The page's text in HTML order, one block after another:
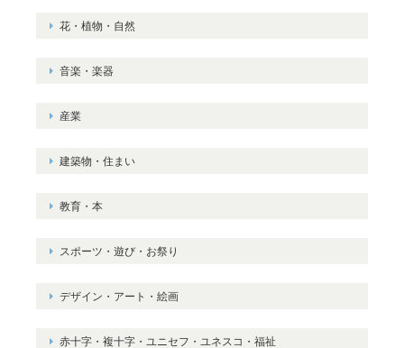
花・植物・自然
音楽・楽器
産業
建築物・住まい
教育・本
スポーツ・遊び・お祭り
デザイン・アート・絵画
赤十字・複十字・ユニセフ・ユネスコ・福祉